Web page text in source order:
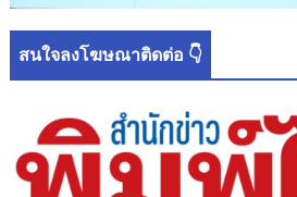
สนใจลงโฆษณาติดต่อ 👇